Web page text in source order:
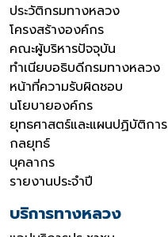
ประวัติกรมทางหลวง
โครงสร้างองค์กร
คณะผู้บริหารปัจจุบัน
ทำเนียบอธิบดีกรมทางหลวง
หน้าที่ความรับผิดชอบ
นโยบายองค์กร
ยุทธศาสตร์และแผนปฏิบัติการ
กลยุทธ์
บุคลากร
รายงานประจำปี
บริการทางหลวง